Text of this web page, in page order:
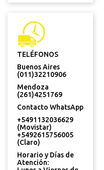
TELÉFONOS
Buenos Aires
(011)32210906
Mendoza
(261)4251769
Contacto WhatsApp
+5491132036629
(Movistar)
+5492615756005
(Claro)
Horario y Días de
Atención: